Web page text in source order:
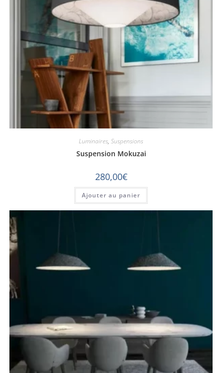
Luminaires, Suspensions
Suspension Mokuzai
280,00€
Ajouter au panier